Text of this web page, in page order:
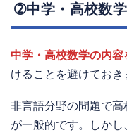
➁中学・高校数
中学・高校数学の内容
けることを避けておき
非言語分野の問題で
が一般的です。しか